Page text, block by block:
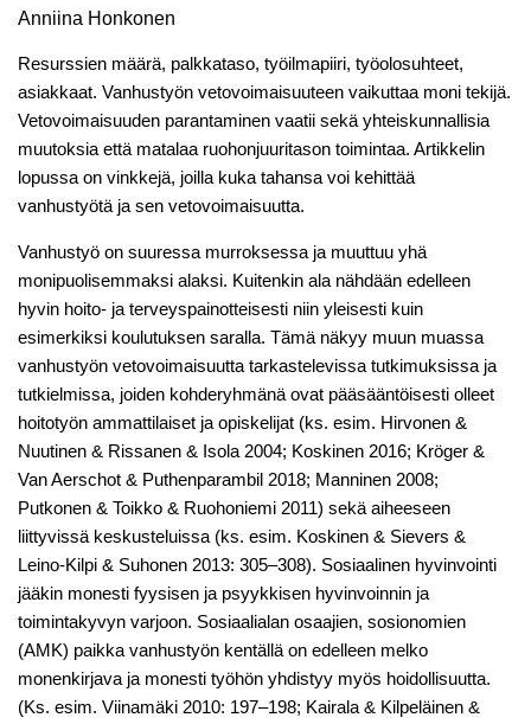
Anniina Honkonen
Resurssien määrä, palkkataso, työilmapiiri, työolosuhteet,
asiakkaat. Vanhustyön vetovoimaisuuteen vaikuttaa moni tekijä.
Vetovoimaisuuden parantaminen vaatii sekä yhteiskunnallisia
muutoksia että matalaa ruohonjuuritason toimintaa. Artikkelin
lopussa on vinkkejä, joilla kuka tahansa voi kehittää
vanhustyötä ja sen vetovoimaisuutta.
Vanhustyö on suuressa murroksessa ja muuttuu yhä
monipuolisemmaksi alaksi. Kuitenkin ala nähdään edelleen
hyvin hoito- ja terveyspainotteisesti niin yleisesti kuin
esimerkiksi koulutuksen saralla. Tämä näkyy muun muassa
vanhustyön vetovoimaisuutta tarkastelevissa tutkimuksissa ja
tutkielmissa, joiden kohderyhmänä ovat pääsääntöisesti olleet
hoitotyön ammattilaiset ja opiskelijat (ks. esim. Hirvonen &
Nuutinen & Rissanen & Isola 2004; Koskinen 2016; Kröger &
Van Aerschot & Puthenparambil 2018; Manninen 2008;
Putkonen & Toikko & Ruohoniemi 2011) sekä aiheeseen
liittyvissä keskusteluissa (ks. esim. Koskinen & Sievers &
Leino-Kilpi & Suhonen 2013: 305­–308). Sosiaalinen hyvinvointi
jääkin monesti fyysisen ja psyykkisen hyvinvoinnin ja
toimintakyvyn varjoon. Sosiaalialan osaajien, sosionomien
(AMK) paikka vanhustyön kentällä on edelleen melko
monenkirjava ja monesti työhön yhdistyy myös hoidollisuutta.
(Ks. esim. Viinamäki 2010: 197–198; Kairala & Kilpeläinen &